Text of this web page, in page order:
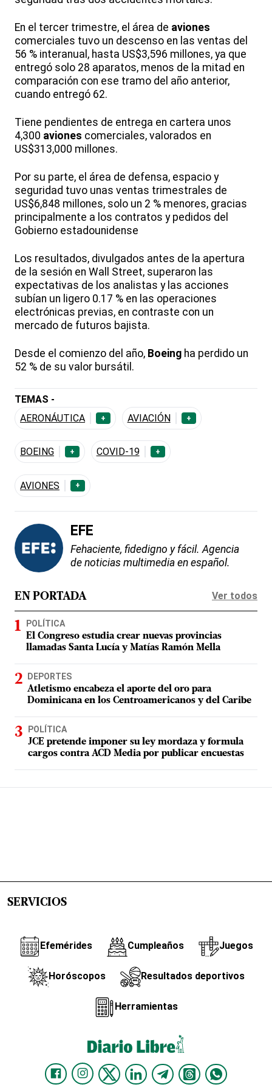
En el tercer trimestre, el área de aviones
comerciales tuvo un descenso en las ventas del
56 % interanual, hasta US$3,596 millones, ya que
entregó solo 28 aparatos, menos de la mitad en
comparación con ese tramo del año anterior,
cuando entregó 62.
Tiene pendientes de entrega en cartera unos
4,300 aviones comerciales, valorados en
US$313,000 millones.
Por su parte, el área de defensa, espacio y
seguridad tuvo unas ventas trimestrales de
US$6,848 millones, solo un 2 % menores, gracias
principalmente a los contratos y pedidos del
Gobierno estadounidense
Los resultados, divulgados antes de la apertura
de la sesión en Wall Street, superaron las
expectativas de los analistas y las acciones
subían un ligero 0.17 % en las operaciones
electrónicas previas, en contraste con un
mercado de futuros bajista.
Desde el comienzo del año, Boeing ha perdido un
52 % de su valor bursátil.
TEMAS -
AERONÁUTICA
+ AVIACIÓN +
BOEING + COVID-19 +
AVIONES +
EFE
Fehaciente, fidedigno y fácil. Agencia
de noticias multimedia en español.
EN PORTADA Ver todos
POLÍTICA
El Congreso estudia crear nuevas provincias
llamadas Santa Lucía y Matías Ramón Mella
DEPORTES
Atletismo encabeza el aporte del oro para
Dominicana en los Centroamericanos y del Caribe
POLÍTICA
JCE pretende imponer su ley mordaza y formula
cargos contra ACD Media por publicar encuestas
SERVICIOS
Efemérides Cumpleaños Juegos
Horóscopos Resultados deportivos
Herramientas